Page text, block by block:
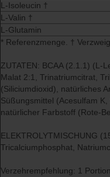
L-Isoleucin †
L-Valin †
L-Glutamin
* Referenzmenge. †
ZUTATEN: BCAA (2.1.1) (L-
Malat 2:1, Trinatriumcitrat,
(Siliciumdioxid), natürliches
Süßungsmittel (Acesulfam
natürlicher Farbstoff (Rote-
ELEKTROLYTMISCHUNG
Tricalciumphosphat,
Verzehrempfehlung: 1